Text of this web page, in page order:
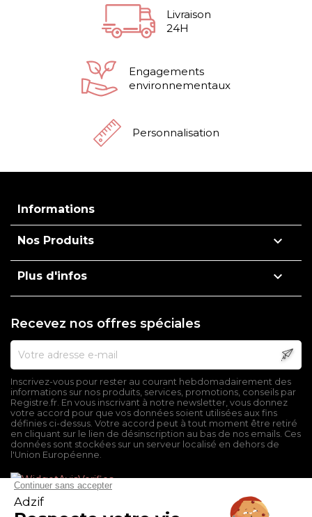
Livraison
24H
Engagements
environnementaux
Personnalisation
Informations
Nos Produits 
Plus d'infos 
Recevez nos offres spéciales
Inscrivez-vous pour rester au courant hebdomadairement des
informations sur nos produits, services, promotions, conseils par
Registre.fr. En vous inscrivant à notre newsletter, vous donnez
votre accord pour que vos données soient utilisées aux fins
définies ci-dessus. Votre accord peut à tout moment être retiré
en cliquant sur le lien de désinscription au bas de nos emails. Ces
données sont stockées sur un serveur localisé en dehors de
l'Union Européenne.